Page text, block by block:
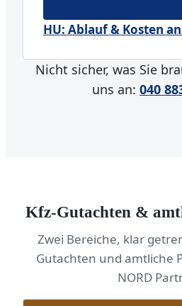
HU: Ablauf & Kosten
Nicht sicher, was Sie
uns an: 040
Kfz-Gutachten &
Zwei Bereiche, klar
Gutachten und amtliche
NORD